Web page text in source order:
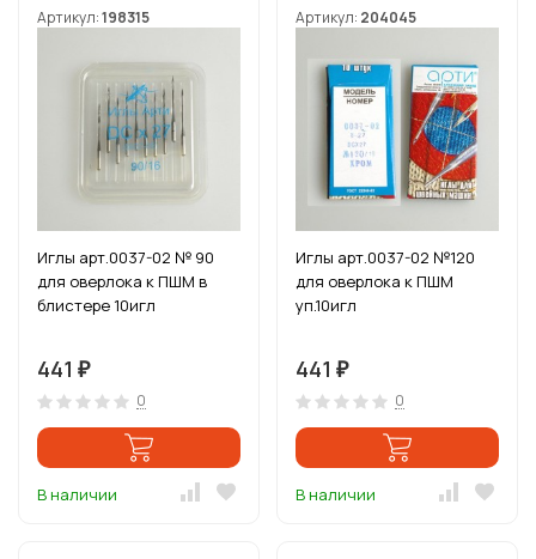
Артикул:198315
Иглы арт.0037-02 № 90
для оверлока к ПШМ в
блистере 10игл
441 ₽
0
В наличии
Артикул: 204045
Иглы арт.0037-02 №120
для оверлока к ПШМ
уп.10игл
441 ₽
0
В наличии